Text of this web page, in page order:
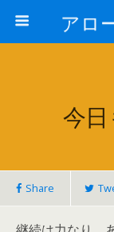
アロ
今
Share